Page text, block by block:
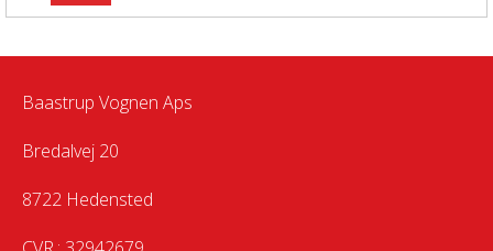
Baastrup Vognen Aps
Bredalvej 20
8722 Hedensted